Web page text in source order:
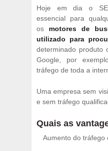
Hoje em dia o
essencial para
os motores de
utilizado para
determinado produto
Google, por
tráfego de toda a
Uma empresa sem
e sem tráfego
Quais as
Aumento do tráfego